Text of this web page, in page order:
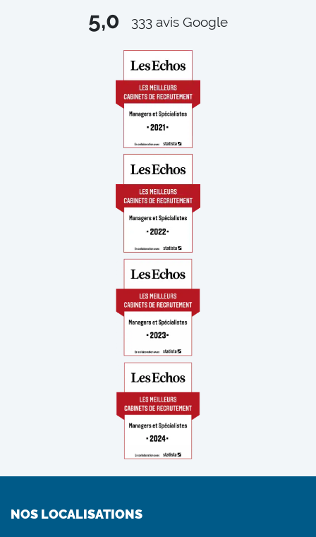
5,0 333 avis Google
NOS LOCALISATIONS